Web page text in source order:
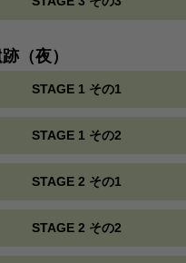
（夜）
STAGE 1 その1
STAGE 1 その2
STAGE 2 その1
STAGE 2 その2